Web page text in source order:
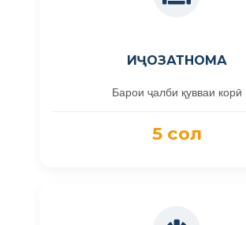
ИҶОЗАТНОМА
Барои ҷалби қувваи корӣ
5 сол